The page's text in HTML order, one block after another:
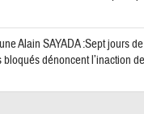
Alain SAYADA :Sept jours
dénoncent l’inaction